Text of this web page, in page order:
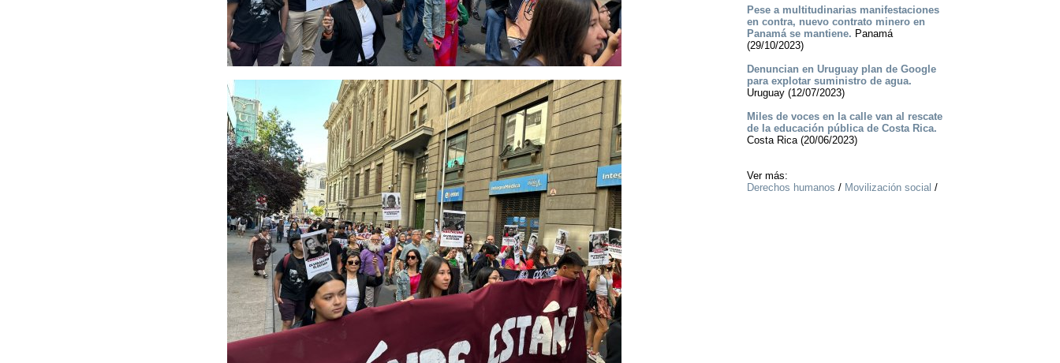
Pese a multitudinarias manifestaciones
en contra, nuevo contrato minero en
Panamá se mantiene. Panamá
(29/10/2023)
Denuncian en Uruguay plan de Google
para explotar suministro de agua.
Uruguay (12/07/2023)
Miles de voces en la calle van al rescate
de la educación pública de Costa Rica.
Costa Rica (20/06/2023)
Ver más:
Derechos humanos / Movilización social /